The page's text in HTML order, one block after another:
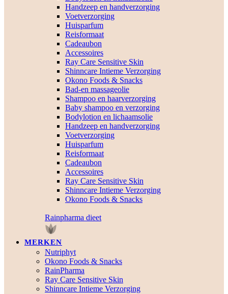
Handzeep en handverzorging
Voetverzorging
Huisparfum
Reisformaat
Cadeaubon
Accessoires
Ray Care Sensitive Skin
Shinncare Intieme Verzorging
Okono Foods & Snacks
Bad-en massageolie
Shampoo en haarverzorging
Baby shampoo en verzorging
Bodylotion en lichaamsolie
Handzeep en handverzorging
Voetverzorging
Huisparfum
Reisformaat
Cadeaubon
Accessoires
Ray Care Sensitive Skin
Shinncare Intieme Verzorging
Okono Foods & Snacks
Rainpharma dieet
MERKEN
Nutriphyt
Okono Foods & Snacks
RainPharma
Ray Care Sensitive Skin
Shinncare Intieme Verzorging